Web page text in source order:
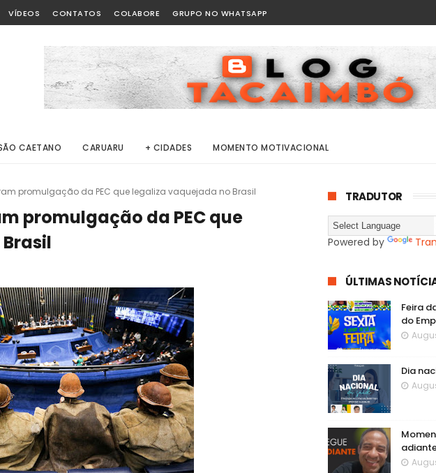
VÍDEOS CONTATOS COLABORE GRUPO NO WHATSAPP
CAETANO CARUARU + CIDADES MOMENTO MOTIVACIONAL
promulgação da PEC que legaliza vaquejada no Brasil
promulgação da PEC que
TRADUTOR
Powered by
ÚLTIMAS
Feira
do
Dia